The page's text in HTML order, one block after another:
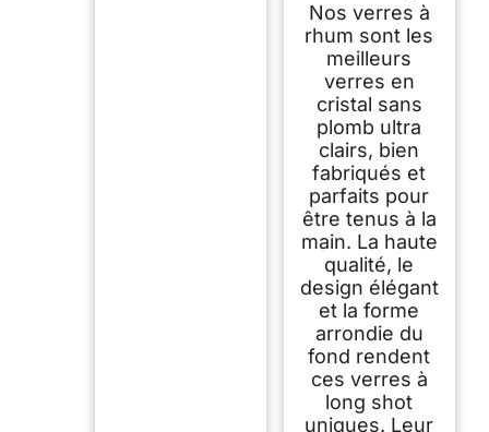
Nos verres à
rhum sont les
meilleurs
verres en
cristal sans
plomb ultra
clairs, bien
fabriqués et
parfaits pour
être tenus à la
main. La haute
qualité, le
design élégant
et la forme
arrondie du
fond rendent
ces verres à
long shot
uniques. Leur